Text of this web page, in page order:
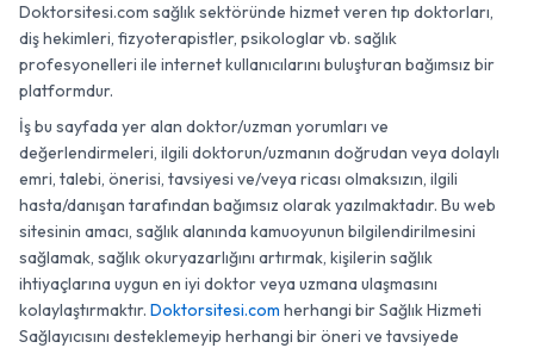
Doktorsitesi.com sağlık sektöründe hizmet veren tıp doktorları,
diş hekimleri, fizyoterapistler, psikologlar vb. sağlık
profesyonelleri ile internet kullanıcılarını buluşturan bağımsız bir
platformdur.
İş bu sayfada yer alan doktor/uzman yorumları ve
değerlendirmeleri, ilgili doktorun/uzmanın doğrudan veya dolaylı
emri, talebi, önerisi, tavsiyesi ve/veya ricası olmaksızın, ilgili
hasta/danışan tarafından bağımsız olarak yazılmaktadır. Bu web
sitesinin amacı, sağlık alanında kamuoyunun bilgilendirilmesini
sağlamak, sağlık okuryazarlığını artırmak, kişilerin sağlık
ihtiyaçlarına uygun en iyi doktor veya uzmana ulaşmasını
kolaylaştırmaktır. Doktorsitesi.com herhangi bir Sağlık Hizmeti
Sağlayıcısını desteklemeyip herhangi bir öneri ve tavsiyede